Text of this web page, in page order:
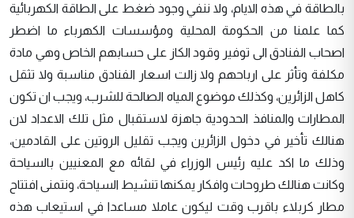
بالطاقة في هذه الايام، ولا ننفي وجود ضغط على الطاقة الكهربائية
كما علمنا من الحكومة المحلية ومؤسسات الكهرباء ما اضطر
اصحاب الفنادق الى توفير وقود الكاز على حسابهم الخاص وهي مادة
مكلفة وتأثر على ارباحهم ولا زالت اسعار الفنادق مناسبة ولا تثقل
كاهل الزائرين، وكذلك موضوع المياه الصالحة للشرب، ويجب ان تكون
المطارات والمنافذ الحدودية جاهزة لاستقبال مثل تلك الاعداد لان
هنالك تأخير في دخول الزائرين ويجب تقليل الروتين على القادمين،
وذلك ما اكد عليه رئيس الوزراء في لقائه مع المعنيين بالسياحة
وكانت هنالك طروحات وافكار يمكنها تنشيط السياحة، ونتمنى افتتاح
مطار كربلاء باقرب وقت ليكون عاملا مساعدا في استيعاب هذه